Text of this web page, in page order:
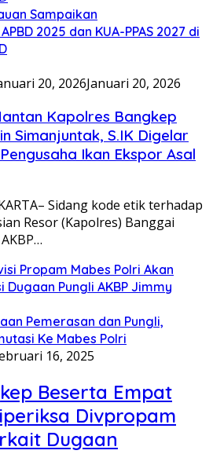
Sampaikan
2025 dan KUA-PPAS 2027 di
20, 2026Januari 20, 2026
Kapolres Bangkep
Simanjuntak, S.IK Digelar
Ikan Ekspor Asal
Sidang kode etik terhadap
Resor (Kapolres) Banggai
Propam Mabes Polri Akan
Dugaan Pungli AKBP Jimmy
Pemerasan dan Pungli,
Ke Mabes Polri
16, 2025
Beserta Empat
Divpropam
Dugaan